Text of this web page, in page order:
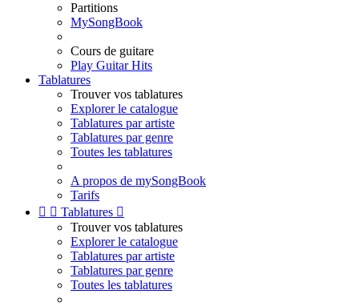
Partitions
MySongBook
Cours de guitare
Play Guitar Hits
Tablatures
Trouver vos tablatures
Explorer le catalogue
Tablatures par artiste
Tablatures par genre
Toutes les tablatures
A propos de mySongBook
Tarifs
  Tablatures 
Trouver vos tablatures
Explorer le catalogue
Tablatures par artiste
Tablatures par genre
Toutes les tablatures